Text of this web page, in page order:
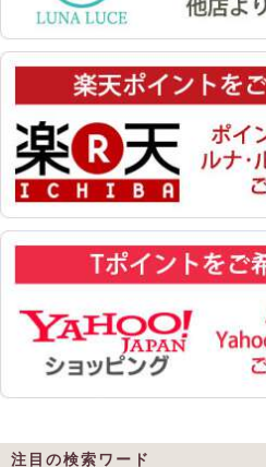
注目の検索ワード